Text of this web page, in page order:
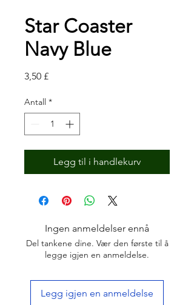
Star Coaster
Navy Blue
3,50 £Pris
Antall *
Legg til i handlekurv
Ingen anmeldelser ennå
Del tankene dine. Vær den første til å
legge igjen en anmeldelse.
Legg igjen en anmeldelse